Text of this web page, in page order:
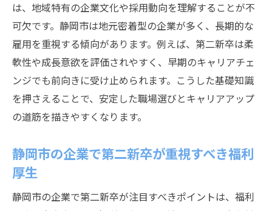
は、地域特有の企業文化や採用動向を理解することが不
可欠です。静岡市は地元密着型の企業が多く、長期的な
雇用を重視する傾向があります。例えば、第二新卒は柔
軟性や成長意欲を評価されやすく、早期のキャリアチェ
ンジでも前向きに受け止められます。こうした基礎知識
を押さえることで、安定した職場選びとキャリアアップ
の道筋を描きやすくなります。
静岡市の企業で第二新卒が重視すべき福利
厚生
静岡市の企業で第二新卒が注目すべきポイントは、福利